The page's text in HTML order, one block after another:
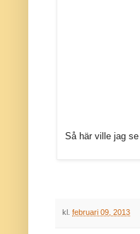
Så här ville jag
kl. februari 09, 2013